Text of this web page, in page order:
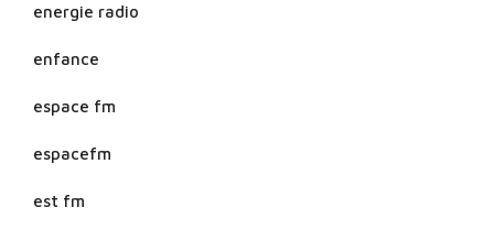
energie radio
enfance
espace fm
espacefm
est fm